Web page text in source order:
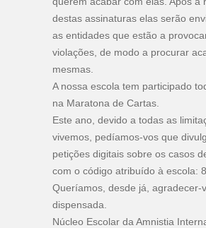
destas assinaturas elas serão
as entidades que estão a
violações, de modo a procurar
mesmas.
A nossa escola tem participado
na Maratona de Cartas.
Este ano, devido a todas as
vivemos, pedíamos-vos que
petições digitais sobre os casos
com o código atribuído à escola:
Queríamos, desde já, agradecer-
dispensada.
Núcleo Escolar da Amnistia